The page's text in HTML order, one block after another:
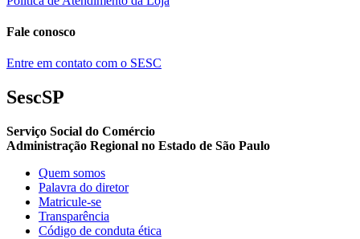
Fale conosco
Entre em contato com o SESC
SescSP
Serviço Social do Comércio
Administração Regional no Estado de São Paulo
Quem somos
Palavra do diretor
Matricule-se
Transparência
Código de conduta ética